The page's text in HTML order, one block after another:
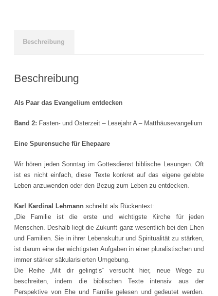
quantityBeschreibung
Beschreibung
Als Paar das Evangelium entdecken
Band 2: Fasten- und Osterzeit – Lesejahr A – Matthäusevangelium
Eine Spurensuche für Ehepaare
Wir hören jeden Sonntag im Gottesdienst biblische Lesungen. Oft
ist es nicht einfach, diese Texte konkret auf das eigene gelebte
Leben anzuwenden oder den Bezug zum Leben zu entdecken.
Karl Kardinal Lehmann schreibt als Rückentext:
„Die Familie ist die erste und wichtigste Kirche für jeden
Menschen. Deshalb liegt die Zukunft ganz wesentlich bei den Ehen
und Familien. Sie in ihrer Lebenskultur und Spiritualität zu stärken,
ist darum eine der wichtigsten Aufgaben in einer pluralistischen und
immer stärker säkularisierten Umgebung.
Die Reihe „Mit dir gelingt’s“ versucht hier, neue Wege zu
beschreiten, indem die biblischen Texte intensiv aus der
Perspektive von Ehe und Familie gelesen und gedeutet werden.